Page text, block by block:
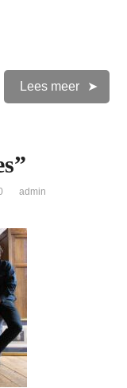
Lees meer
admin